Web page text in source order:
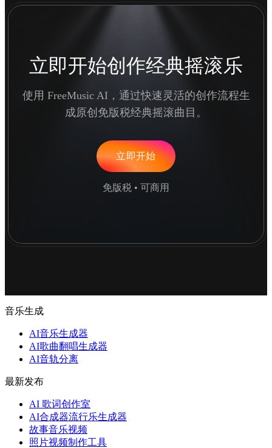
立即开始创作经典摇滚乐
使用 FreeMusic AI，通过快速灵活的创作流程生
成原创免版税经典摇滚曲目。
立即开始
免版税 • 可商用
音乐生成
AI音乐生成器
AI歌曲翻唱生成器
AI音轨分离
最新发布
AI 歌词创作室
AI合成器流行乐生成器
故事音乐视频
照片视频制作工具